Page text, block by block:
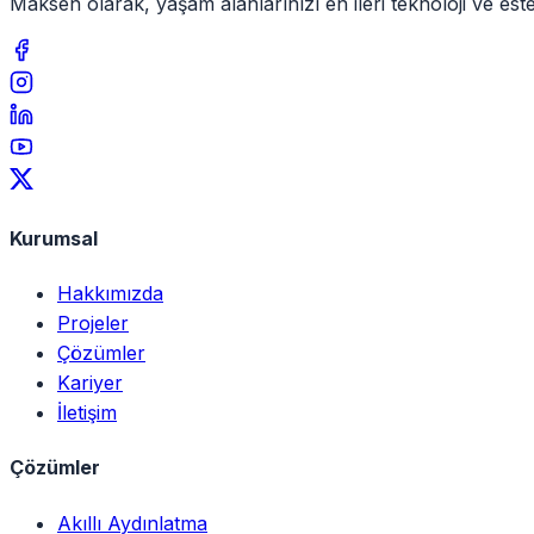
Kurumsal
Hakkımızda
Projeler
Çözümler
Kariyer
İletişim
Çözümler
Akıllı Aydınlatma